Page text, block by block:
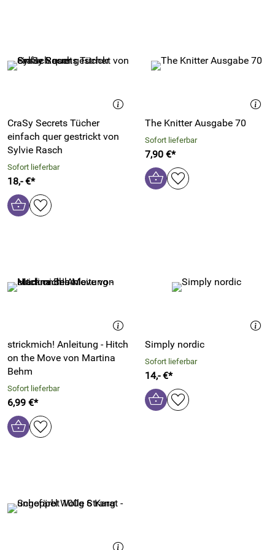
CraSy Secrets Tücher
einfach quer gestrickt von
Sylvie Rasch
Sofort lieferbar
18,- €*
The Knitter Ausgabe 70
Sofort lieferbar
7,90 €*
strickmich! Anleitung - Hitch
on the Move von Martina
Behm
Sofort lieferbar
6,99 €*
Simply nordic
Sofort lieferbar
14,- €*